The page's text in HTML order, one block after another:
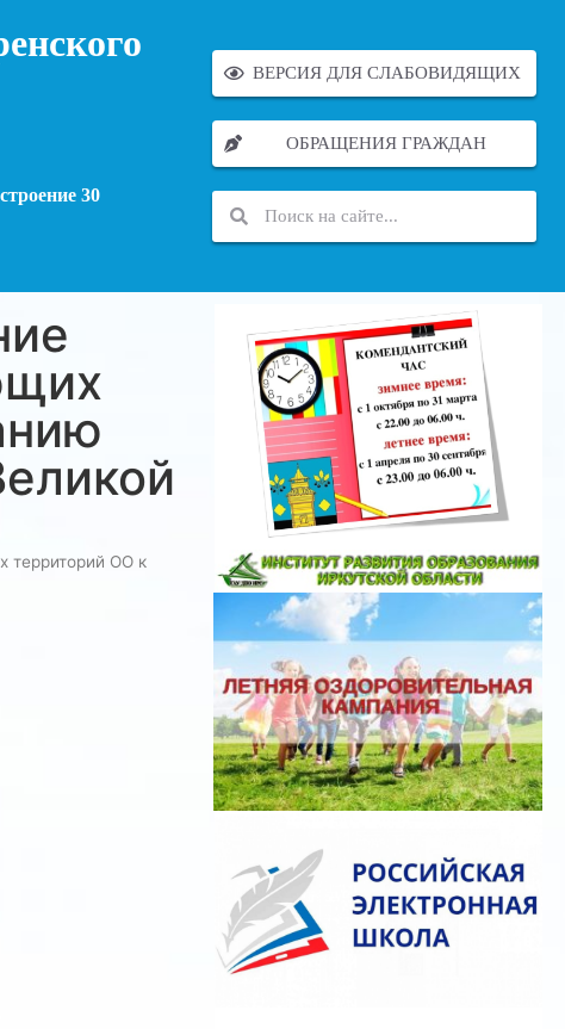
30
ВЕРСИЯ ДЛЯ СЛАБОВИДЯЩИХ
ОБРАЩЕНИЯ ГРАЖДАН
территорий ОО к